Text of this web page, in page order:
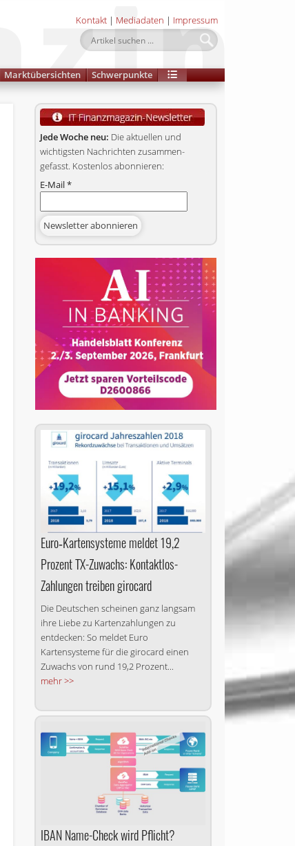
Kontakt | Mediadaten | Impressum
Marktübersichten Schwerpunkte
Jede Woche neu: Die aktuellen und
wichtigsten Nachrichten zusammen­
gefasst. Kostenlos abonnieren:
E-Mail*
Euro‑Kartensysteme meldet 19,2
Prozent TX-Zuwachs: Kontaktlos-
Zahlungen treiben girocard
Die Deutschen scheinen ganz langsam
ihre Liebe zu Karten­zahlungen zu
entdecken: So meldet Euro
Kartensysteme für die girocard einen
Zuwachs von rund 19,2 Prozent...
mehr >>
IBAN Name-Check wird Pflicht?